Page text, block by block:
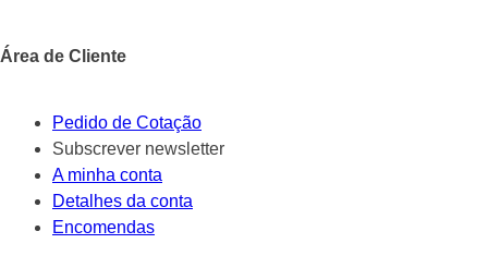
Área de Cliente
Pedido de Cotação
Subscrever newsletter
A minha conta
Detalhes da conta
Encomendas